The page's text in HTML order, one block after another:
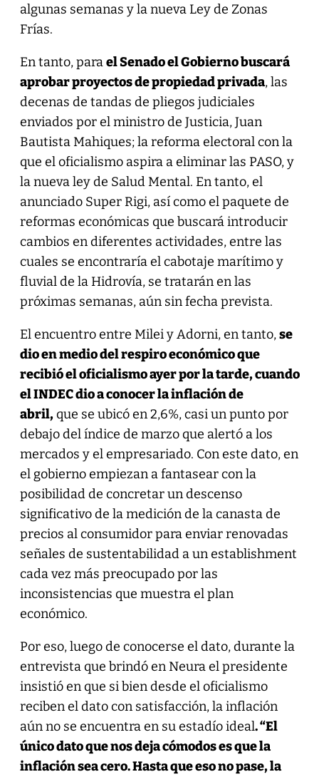
algunas semanas y la nueva Ley de Zonas
Frías.
En tanto, parael Senado el Gobierno buscará
aprobar proyectos de propiedad privada, las
decenas de tandas de pliegos judiciales
enviados por el ministro de Justicia, Juan
Bautista Mahiques; la reforma electoral con la
que el oficialismo aspira a eliminar las PASO, y
la nueva ley de Salud Mental. En tanto, el
anunciado Super Rigi, así como el paquete de
reformas económicas que buscará introducir
cambios en diferentes actividades, entre las
cuales se encontraría el cabotaje marítimo y
fluvial de la Hidrovía, se tratarán en las
próximas semanas, aún sin fecha prevista.
El encuentro entre Milei y Adorni, en tanto,se
dio en medio del respiro económico que
recibió el oficialismo ayer por la tarde, cuando
el INDEC dio a conocer la inflación de
abril,que se ubicó en 2,6%, casi un punto por
debajo del índice de marzo que alertó a los
mercados y el empresariado. Con este dato, en
el gobierno empiezan a fantasear con la
posibilidad de concretar un descenso
significativo de la medición de la canasta de
precios al consumidor para enviar renovadas
señales de sustentabilidad a un establishment
cada vez más preocupado por las
inconsistencias que muestra el plan
económico.
Por eso, luego de conocerse el dato, durante la
entrevista que brindó en Neura el presidente
insistió en que si bien desde el oficialismo
reciben el dato con satisfacción, la inflación
aún no se encuentra en su estadío ideal. “El
único dato que nos deja cómodos es que la
inflación sea cero. Hasta que eso no pase, la